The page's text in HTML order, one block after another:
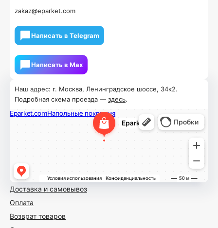
Доставка и самовывоз
Оплата
Возврат товаров
Наш адрес: г. Москва, Ленинградское шоссе, 34к2.
Подробная схема проезда — здесь.
zakaz@eparket.com
Написать в Telegram
Написать в Мах